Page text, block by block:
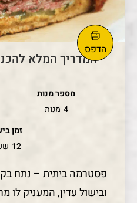
המדריך המלא
מספר מנות
4 מנות
זמן
12
פסטרמה ביתית – נתח
ובישול עדין, המעניק לו